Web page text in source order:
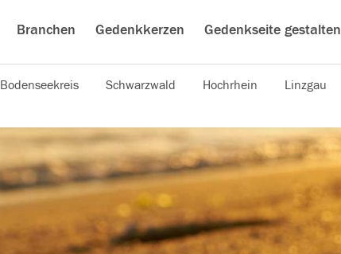
Branchen Gedenkkerzen Gedenkseite gestalten
Bodenseekreis Schwarzwald Hochrhein Linzgau